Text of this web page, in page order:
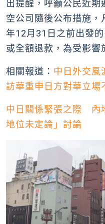
出提醒，呼籲公民近
空公司隨後公布措施
年12月31日之前出發
或全額退款，為受影響
相關報道： 中日外交
訪華重申日方對華立場
中日關係緊張之際 內
地位未定論」討論